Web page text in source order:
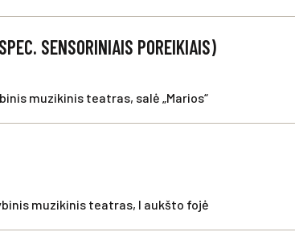
SENSORINIAIS POREIKIAIS)
muzikinis teatras, salė „Marios“
muzikinis teatras, I aukšto fojė